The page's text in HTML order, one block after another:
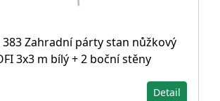
Zahradní párty stan nůžkový
3x3 m bílý + 2 boční stěny
Detail